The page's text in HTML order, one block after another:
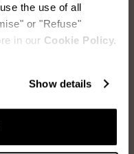
the use of all
or "Refuse"
in our Cookie Policy.
Show details
et nettoyer le daim à